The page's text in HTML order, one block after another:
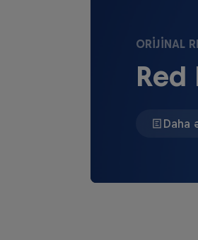
ORIJINAL
Red
Daha